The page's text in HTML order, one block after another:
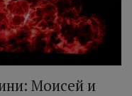
Моисей и